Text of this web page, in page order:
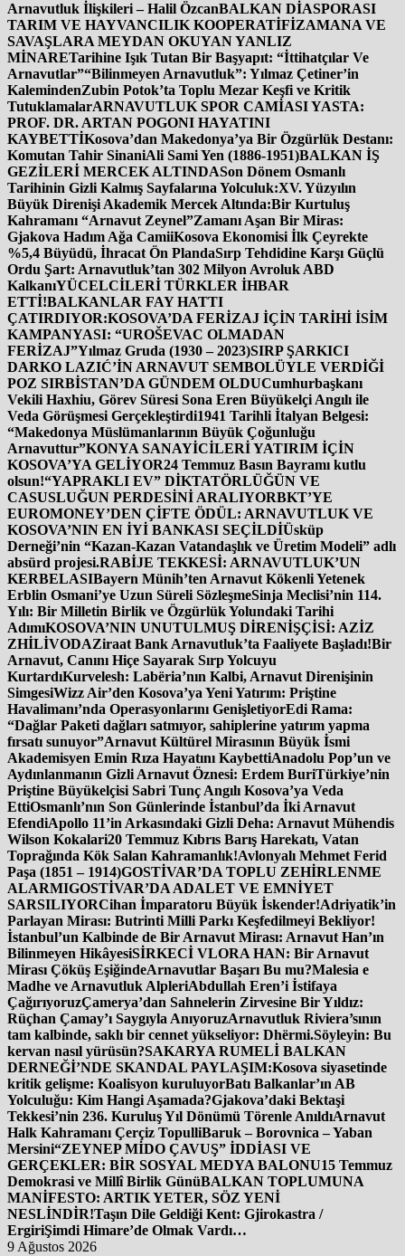
Arnavutluk İlişkileri – Halil ÖzcanBALKAN DİASPORASI
TARIM VE HAYVANCILIK KOOPERATİFİZAMANA VE
SAVAŞLARA MEYDAN OKUYAN YANLIZ
MİNARETarihine Işık Tutan Bir Başyapıt: “İttihatçılar Ve
Arnavutlar”“Bilinmeyen Arnavutluk”: Yılmaz Çetiner’in
KalemindenZubin Potok’ta Toplu Mezar Keşfi ve Kritik
TutuklamalarARNAVUTLUK SPOR CAMİASI YASTA:
PROF. DR. ARTAN POGONI HAYATINI
KAYBETTİKosova’dan Makedonya’ya Bir Özgürlük Destanı:
Komutan Tahir SinaniAli Sami Yen (1886-1951)BALKAN İŞ
GEZİLERİ MERCEK ALTINDASon Dönem Osmanlı
Tarihinin Gizli Kalmış Sayfalarına Yolculuk:XV. Yüzyılın
Büyük Direnişi Akademik Mercek Altında:Bir Kurtuluş
Kahramanı “Arnavut Zeynel”Zamanı Aşan Bir Miras:
Gjakova Hadım Ağa CamiiKosova Ekonomisi İlk Çeyrekte
%5,4 Büyüdü, İhracat Ön PlandaSırp Tehdidine Karşı Güçlü
Ordu Şart: Arnavutluk’tan 302 Milyon Avroluk ABD
KalkanıYÜCELCİLERİ TÜRKLER İHBAR
ETTİ!BALKANLAR FAY HATTI
ÇATIRDIYOR:KOSOVA’DA FERİZAJ İÇİN TARİHİ İSİM
KAMPANYASI: “UROŠEVAC OLMADAN
FERİZAJ”Yılmaz Gruda (1930 – 2023)SIRP ŞARKICI
DARKO LAZIĆ’İN ARNAVUT SEMBOLÜYLE VERDİĞİ
POZ SIRBİSTAN’DA GÜNDEM OLDUCumhurbaşkanı
Vekili Haxhiu, Görev Süresi Sona Eren Büyükelçi Angılı ile
Veda Görüşmesi Gerçekleştirdi1941 Tarihli İtalyan Belgesi:
“Makedonya Müslümanlarının Büyük Çoğunluğu
Arnavuttur”KONYA SANAYİCİLERİ YATIRIM İÇİN
KOSOVA’YA GELİYOR24 Temmuz Basın Bayramı kutlu
olsun!“YAPRAKLI EV” DİKTATÖRLÜĞÜN VE
CASUSLUĞUN PERDESİNİ ARALIYORBKT’YE
EUROMONEY’DEN ÇİFTE ÖDÜL: ARNAVUTLUK VE
KOSOVA’NIN EN İYİ BANKASI SEÇİLDİÜsküp
Derneği’nin “Kazan-Kazan Vatandaşlık ve Üretim Modeli” adlı
absürd projesi.RABİJE TEKKESİ: ARNAVUTLUK’UN
KERBELASIBayern Münih’ten Arnavut Kökenli Yetenek
Erblin Osmani’ye Uzun Süreli SözleşmeSinja Meclisi’nin 114.
Yılı: Bir Milletin Birlik ve Özgürlük Yolundaki Tarihi
AdımıKOSOVA’NIN UNUTULMUŞ DİRENİŞÇİSİ: AZİZ
ZHİLİVODAZiraat Bank Arnavutluk’ta Faaliyete Başladı!Bir
Arnavut, Canını Hiçe Sayarak Sırp Yolcuyu
KurtardıKurvelesh: Labëria’nın Kalbi, Arnavut Direnişinin
SimgesiWizz Air’den Kosova’ya Yeni Yatırım: Priştine
Havalimanı’nda Operasyonlarını GenişletiyorEdi Rama:
“Dağlar Paketi dağları satmıyor, sahiplerine yatırım yapma
fırsatı sunuyor”Arnavut Kültürel Mirasının Büyük İsmi
Akademisyen Emin Rıza Hayatını KaybettiAnadolu Pop’un ve
Aydınlanmanın Gizli Arnavut Öznesi: Erdem BuriTürkiye’nin
Priştine Büyükelçisi Sabri Tunç Angılı Kosova’ya Veda
EttiOsmanlı’nın Son Günlerinde İstanbul’da İki Arnavut
EfendiApollo 11’in Arkasındaki Gizli Deha: Arnavut Mühendis
Wilson Kokalari20 Temmuz Kıbrıs Barış Harekatı, Vatan
Toprağında Kök Salan Kahramanlık!Avlonyalı Mehmet Ferid
Paşa (1851 – 1914)GOSTİVAR’DA TOPLU ZEHİRLENME
ALARMIGOSTİVAR’DA ADALET VE EMNİYET
SARSILIYORCihan İmparatoru Büyük İskender!Adriyatik’in
Parlayan Mirası: Butrinti Milli Parkı Keşfedilmeyi Bekliyor!
İstanbul’un Kalbinde de Bir Arnavut Mirası: Arnavut Han’ın
Bilinmeyen HikâyesiSİRKECİ VLORA HAN: Bir Arnavut
Mirası Çöküş EşiğindeArnavutlar Başarı Bu mu?Malesia e
Madhe ve Arnavutluk AlpleriAbdullah Eren’i İstifaya
ÇağırıyoruzÇamerya’dan Sahnelerin Zirvesine Bir Yıldız:
Rüçhan Çamay’ı Saygıyla AnıyoruzArnavutluk Riviera’sının
tam kalbinde, saklı bir cennet yükseliyor: Dhërmi.Söyleyin: Bu
kervan nasıl yürüsün?SAKARYA RUMELİ BALKAN
DERNEĞİ’NDE SKANDAL PAYLAŞIM:Kosova siyasetinde
kritik gelişme: Koalisyon kuruluyorBatı Balkanlar’ın AB
Yolculuğu: Kim Hangi Aşamada?Gjakova’daki Bektaşi
Tekkesi’nin 236. Kuruluş Yıl Dönümü Törenle AnıldıArnavut
Halk Kahramanı Çerçiz TopulliBaruk – Borovnica – Yaban
Mersini“ZEYNEP MİDO ÇAVUŞ” İDDİASI VE
GERÇEKLER: BİR SOSYAL MEDYA BALONU15 Temmuz
Demokrasi ve Millî Birlik GünüBALKAN TOPLUMUNA
MANİFESTO: ARTIK YETER, SÖZ YENİ
NESLİNDİR!Taşın Dile Geldiği Kent: Gjirokastra /
ErgiriŞimdi Himare’de Olmak Vardı…
9 Ağustos 2026